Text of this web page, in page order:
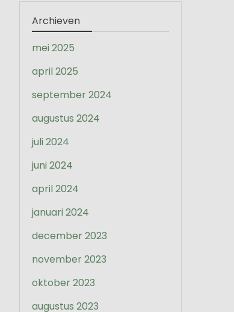
Archieven
mei 2025
april 2025
september 2024
augustus 2024
juli 2024
juni 2024
april 2024
januari 2024
december 2023
november 2023
oktober 2023
augustus 2023